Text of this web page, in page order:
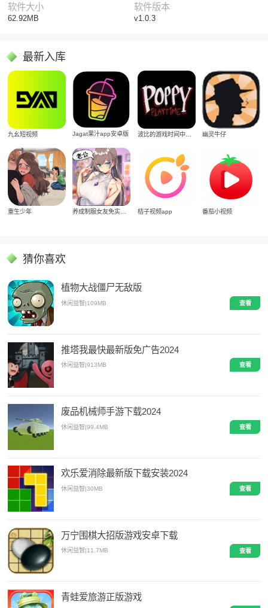
软件大小
62.92MB
软件版本
v1.0.3
最新入库
九幺短视频 Jagat果汁app安卓版 波比的游戏时间中文版 幽灵牛仔
重生少年 桔子视频app 番茄小视频
猜你喜欢
植物大战僵尸无敌版
休闲益智|109MB 查看
推塔我最快最新版免广告2024
休闲益智|913MB 查看
废品机械师手游下载2024
休闲益智|99.4MB 查看
欢乐爱消除最新版下载安装2024
休闲益智|30MB 查看
万宁围棋大招版游戏安卓下载
休闲益智|11.7MB 查看
青蛙爱旅游正版游戏